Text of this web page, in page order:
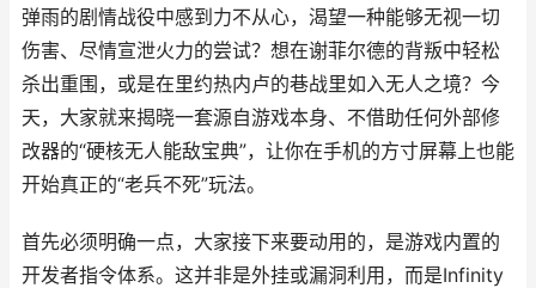
弹雨的剧情战役中感到力不从心，渴望一种能够无视一切
伤害、尽情宣泄火力的尝试？想在谢菲尔德的背叛中轻松
杀出重围，或是在里约热内卢的巷战里如入无人之境？今
天，大家就来揭晓一套源自游戏本身、不借助任何外部修
改器的“硬核无人能敌宝典”，让你在手机的方寸屏幕上也能
开始真正的“老兵不死”玩法。
首先必须明确一点，大家接下来要动用的，是游戏内置的
开发者指令体系。这并非是外挂或漏洞利用，而是Infinity